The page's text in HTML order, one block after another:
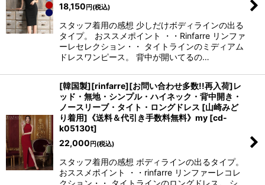
18,150 円 (税込)
スタッフ着用の感想 少しだけボディラインの出る
タイプ。 おススメポイント ・・Rinfarre リンファ
ーレセレクション・・ タイトラインのミディアム
ドレスワンピース。 背中が開いてるの…
[韓国製][rinfarre][お問い合わせ多数!!再入荷]レ
ッド・無地・シンプル・ハイネック・背中開き・
ノースリーブ・タイト・ロングドレス [山崎みど
り着用]《送料＆代引き手数料無料》my [cd-
k05130t]
22,000 円 (税込)
スタッフ着用の感想 ボディラインの出るタイプ。
おススメポイント ・・rinfarre リンファーレコレ
クション・・ タイトラインのロングドレス。 シ